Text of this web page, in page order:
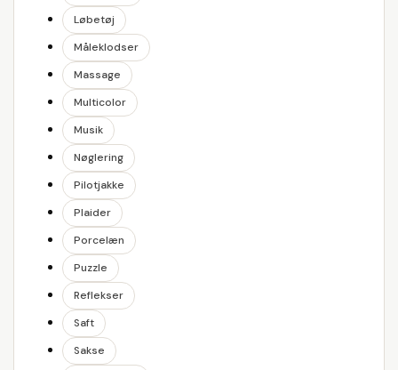
Løbetøj
Måleklodser
Massage
Multicolor
Musik
Nøglering
Pilotjakke
Plaider
Porcelæn
Puzzle
Reflekser
Saft
Sakse